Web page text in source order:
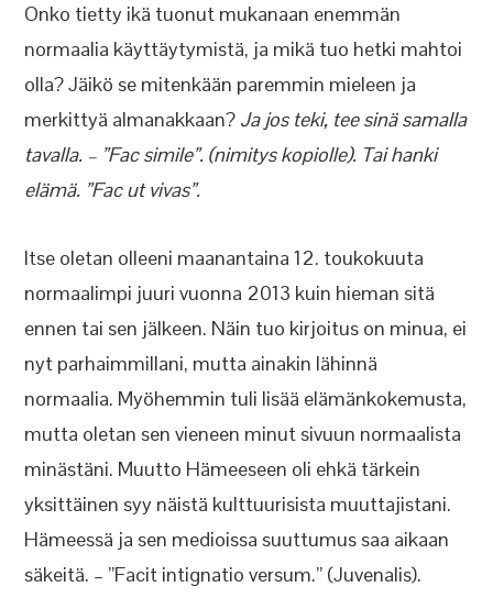
Onko tietty ikä tuonut mukanaan enemmän
normaalia käyttäytymistä, ja mikä tuo hetki mahtoi
olla? Jäikö se mitenkään paremmin mieleen ja
merkittyä almanakkaan? Ja jos teki, tee sinä samalla
tavalla. – ”Fac simile”. (nimitys kopiolle). Tai hanki
elämä. ”Fac ut vivas”.
Itse oletan olleeni maanantaina 12. toukokuuta
normaalimpi juuri vuonna 2013 kuin hieman sitä
ennen tai sen jälkeen. Näin tuo kirjoitus on minua, ei
nyt parhaimmillani, mutta ainakin lähinnä
normaalia. Myöhemmin tuli lisää elämänkokemusta,
mutta oletan sen vieneen minut sivuun normaalista
minästäni. Muutto Hämeeseen oli ehkä tärkein
yksittäinen syy näistä kulttuurisista muuttajistani.
Hämeessä ja sen medioissa suuttumus saa aikaan
säkeitä. – ”Facit intignatio versum.” (Juvenalis).